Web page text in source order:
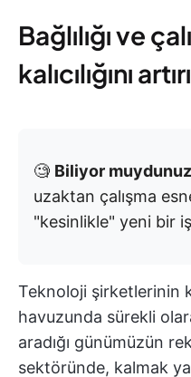
Bağlılığı ve
kalıcılığını
🧐 Biliyor
uzaktan çalışma
"kesinlikle" yeni bir
Teknoloji şirketlerinin
havuzunda sürekli
aradığı günümüzün
sektöründe, kalmak